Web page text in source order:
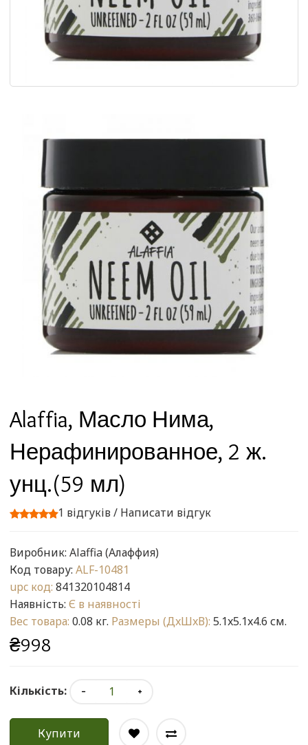
Alaffia, Масло Нима,
Нерафинированное, 2 ж.
унц.(59 мл)
1 відгуків/ Написати відгук
Виробник: Alaffia (Алаффия)
Код товару: ALF-10481
upc код: 841320104814
Наявність: Є в наявності
Вес товара: 0.08 кг. Размеры (ДxШxВ): 5.1x5.1x4.6 см.
₴998
Кількість:
Купити